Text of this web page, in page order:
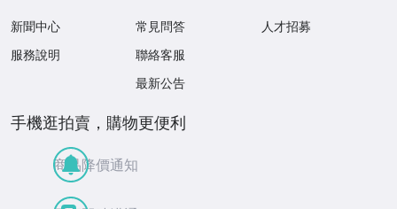
新聞中心
服務說明
常見問答
聯絡客服
最新公告
人才招募
手機逛拍賣，購物更便利
商品降價通知